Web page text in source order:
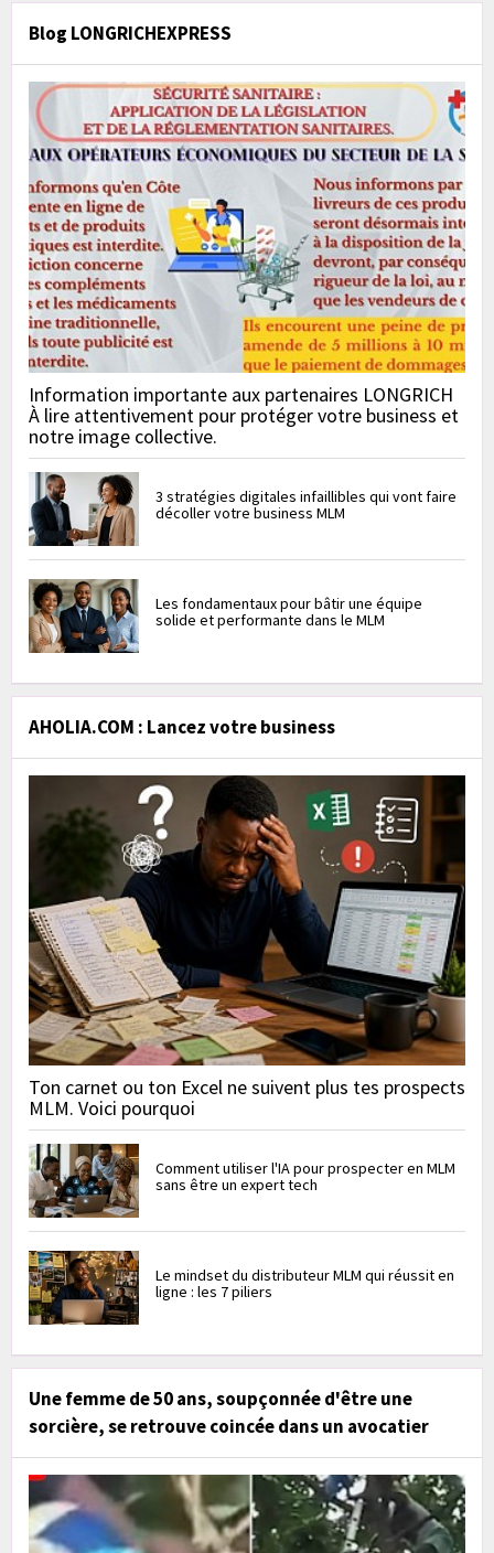
Blog LONGRICHEXPRESS
Information importante aux partenaires LONGRICH
À lire attentivement pour protéger votre business et
notre image collective.
3 stratégies digitales infaillibles qui vont faire
décoller votre business MLM
Les fondamentaux pour bâtir une équipe
solide et performante dans le MLM
AHOLIA.COM : Lancez votre business
Ton carnet ou ton Excel ne suivent plus tes prospects
MLM. Voici pourquoi
Comment utiliser l'IA pour prospecter en MLM
sans être un expert tech
Le mindset du distributeur MLM qui réussit en
ligne : les 7 piliers
Une femme de 50 ans, soupçonnée d'être une
sorcière, se retrouve coincée dans un avocatier